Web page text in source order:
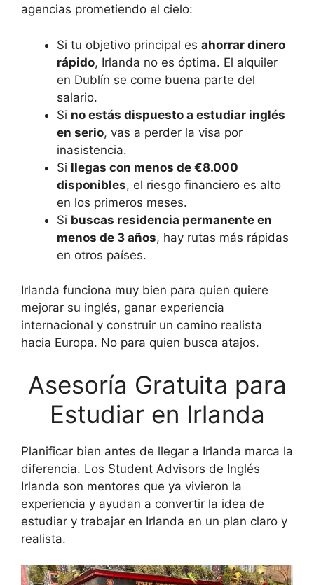
agencias prometiendo el cielo:
Si tu objetivo principal es ahorrar dinero
rápido, Irlanda no es óptima. El alquiler
en Dublín se come buena parte del
salario.
Si no estás dispuesto a estudiar inglés
en serio, vas a perder la visa por
inasistencia.
Si llegas con menos de €8.000
disponibles, el riesgo financiero es alto
en los primeros meses.
Si buscas residencia permanente en
menos de 3 años, hay rutas más rápidas
en otros países.
Irlanda funciona muy bien para quien quiere
mejorar su inglés, ganar experiencia
internacional y construir un camino realista
hacia Europa. No para quien busca atajos.
Asesoría Gratuita para
Estudiar en Irlanda
Planificar bien antes de llegar a Irlanda marca la
diferencia. Los Student Advisors de Inglés
Irlanda son mentores que ya vivieron la
experiencia y ayudan a convertir la idea de
estudiar y trabajar en Irlanda en un plan claro y
realista.